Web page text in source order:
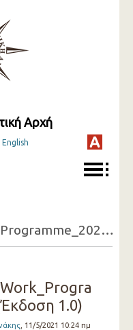
Αρχή
English
Annual_Statistical_Work_Programme_2021_gr.pdf
1.0)
, 11/5/2021 10:24 πμ